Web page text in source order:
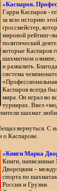
«Каспаров.
Гарри Каспаров -
за всю историю
гроссмейстер,
мировой рейтинг-
политический
которые Каспаров
шахматном олимпе,
и развалить.
система
Каспаров всегда
мира. Он играл во
турнирах. Ввел
шахмат
вернуться. С
о Каспарове.
«Книги Марка
Книги,
Дворецким –
спорта по
России и Грузии.